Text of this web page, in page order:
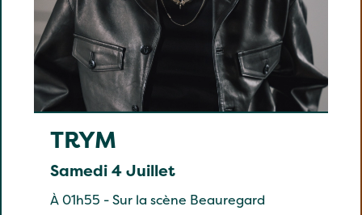
TRYM
Samedi 4 Juillet
À 01h55 - Sur la scène Beauregard